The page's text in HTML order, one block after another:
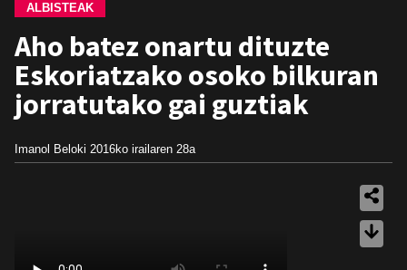
ALBISTEAK
Aho batez onartu dituzte
Eskoriatzako osoko bilkuran
jorratutako gai guztiak
Imanol Beloki 2016ko irailaren 28a